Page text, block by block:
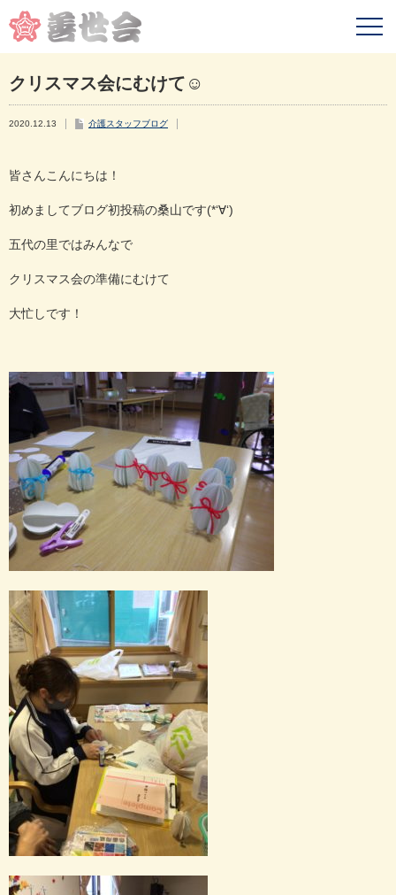
クリスマス会にむけて☺
2020.12.13 介護スタッフブログ
皆さんこんにちは！
初めましてブログ初投稿の桑山です(*‘∀‘)
五代の里ではみんなで
クリスマス会の準備にむけて
大忙しです！